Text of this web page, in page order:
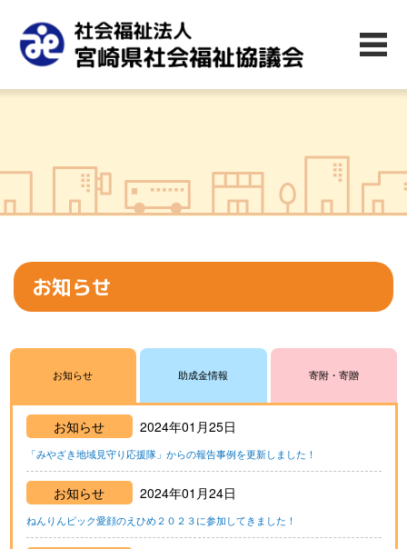
お知らせ
お知らせ 助成金情報 寄附・寄贈
お知らせ 2024年01月25日
「みやざき地域見守り応援隊」からの報告事例を更新しました！
お知らせ 2024年01月24日
ねんりんピック愛顔のえひめ２０２３に参加してきました！